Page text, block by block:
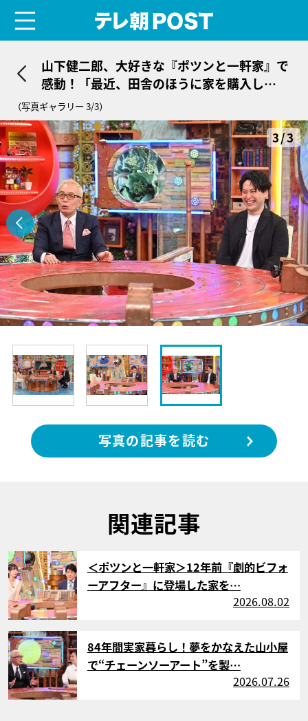
山下健二郎、大好きな『ポツンと一軒家』で
感動！「最近、田舎のほうに家を購入し
て…」
（写真ギャラリー 3/3）
3/3
写真の記事を読む
関連記事
サムネイル
＜ポツンと一軒家＞12年前『劇的ビフォ
ーアフター』に登場した家を…
2026.08.02
サムネイル
84年間実家暮らし！夢をかなえた山小屋
で“チェーンソーアート”を製…
2026.07.26